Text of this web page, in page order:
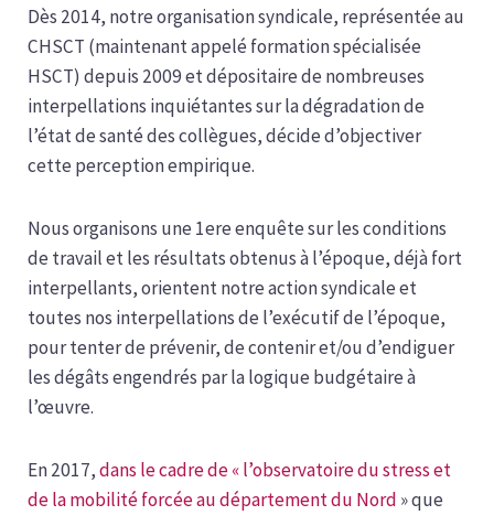
Dès 2014, notre organisation syndicale, représentée au
CHSCT (maintenant appelé formation spécialisée
HSCT) depuis 2009 et dépositaire de nombreuses
interpellations inquiétantes sur la dégradation de
l’état de santé des collègues, décide d’objectiver
cette perception empirique.
Nous organisons une 1ere enquête sur les conditions
de travail et les résultats obtenus à l’époque, déjà fort
interpellants, orientent notre action syndicale et
toutes nos interpellations de l’exécutif de l’époque,
pour tenter de prévenir, de contenir et/ou d’endiguer
les dégâts engendrés par la logique budgétaire à
l’œuvre.
En 2017,dans le cadre de « l’observatoire du stress et
de la mobilité forcée au département du Nord » que